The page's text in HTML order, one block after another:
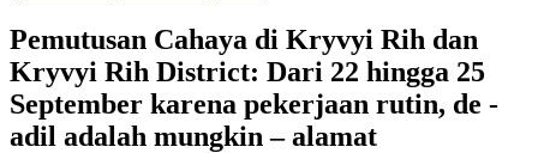
Pemutusan Cahaya di Kryvyi Rih dan
Kryvyi Rih District: Dari 22 hingga 25
September karena pekerjaan rutin, de -
adil adalah mungkin – alamat